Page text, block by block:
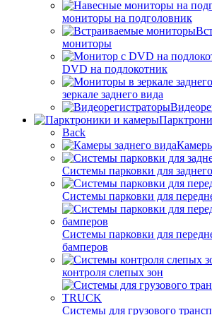
мониторы на подголовник
мониторы
DVD на подлокотник
зеркале заднего вида
Back
Системы парковки для
Системы парковки для
Системы парковки для
бамперов
контроля слепых зон
Системы для грузового